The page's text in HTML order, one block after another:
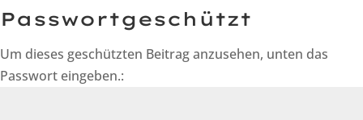
Passwortgeschützt
Um dieses geschützten Beitrag anzusehen, unten das
Passwort eingeben.: